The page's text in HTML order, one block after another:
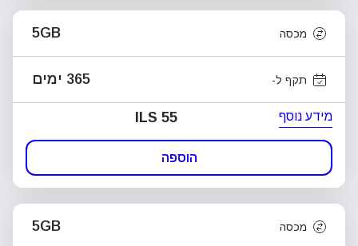
מכסה 5GB
תקף ל- 365 ימים
מידע נוסף ILS 55
הוספה
מכסה 5GB